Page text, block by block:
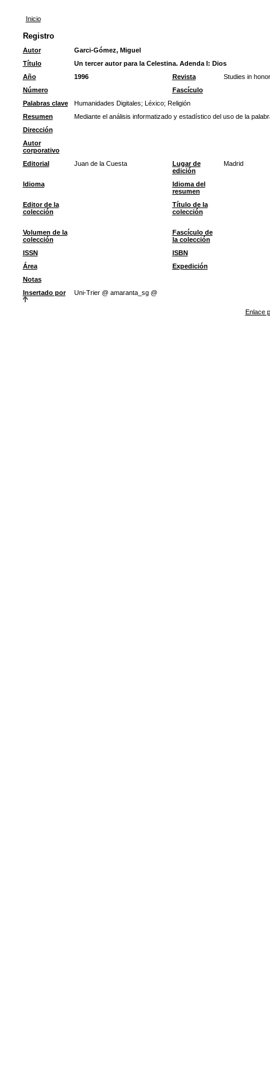
Inicio
Registro
Autor
Garci-Gómez, Miguel
Título
Un tercer autor para la Celestina. Adenda I: Dios
Año
1996 Revista
Studies in
Número
Fascículo
Palabras clave
Humanidades Digitales; Léxico; Religión
Resumen
Mediante el análisis informatizado y estadístico del uso de la
Dirección
Autor
corporativo
Editorial
Juan de la Cuesta
Lugar de
edición
Madrid
Idioma
Idioma del
resumen
Editor de la
colección
Título de la
colección
Volumen de la
colección
Fascículo de
la colección
ISSN
ISBN
Área
Expedición
Notas
Insertado por
Uni-Trier @ amaranta_sg @
Enlace